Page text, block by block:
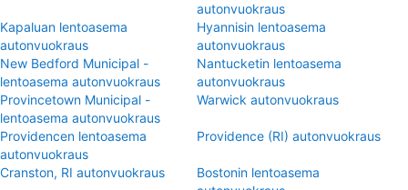
autonvuokraus
Kapaluan lentoasema
autonvuokraus
Hyannisin lentoasema
autonvuokraus
New Bedford Municipal -
lentoasema autonvuokraus
Nantucketin lentoasema
autonvuokraus
Provincetown Municipal -
lentoasema autonvuokraus
Warwick autonvuokraus
Providencen lentoasema
autonvuokraus
Providence (RI) autonvuokraus
Cranston, RI autonvuokraus
Bostonin lentoasema